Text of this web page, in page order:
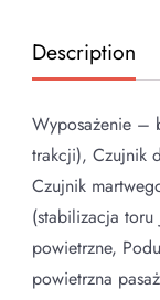
Description
Wyposażenie –
trakcji), Czujnik
Czujnik
(stabilizacja
powietrzne,
powietrzna